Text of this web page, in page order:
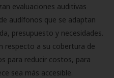
evaluaciones auditivas
audífonos que se adaptan
presupuesto y necesidades.
respecto a su cobertura de
para reducir costos, para
sea más accesible.